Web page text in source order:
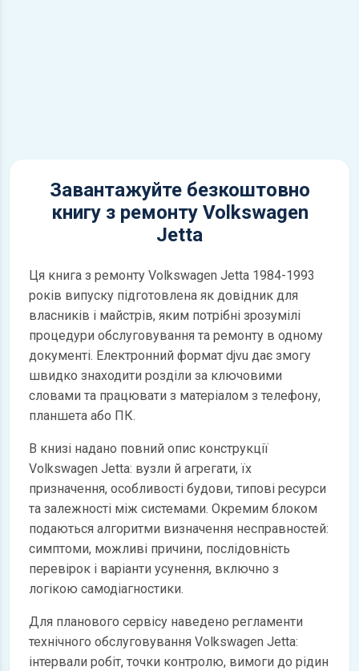
Завантажуйте безкоштовно
книгу з ремонту Volkswagen
Jetta
Ця книга з ремонту Volkswagen Jetta 1984-1993
років випуску підготовлена як довідник для
власників і майстрів, яким потрібні зрозумілі
процедури обслуговування та ремонту в одному
документі. Електронний формат djvu дає змогу
швидко знаходити розділи за ключовими
словами та працювати з матеріалом з телефону,
планшета або ПК.
В книзі надано повний опис конструкції
Volkswagen Jetta: вузли й агрегати, їх
призначення, особливості будови, типові ресурси
та залежності між системами. Окремим блоком
подаються алгоритми визначення несправностей:
симптоми, можливі причини, послідовність
перевірок і варіанти усунення, включно з
логікою самодіагностики.
Для планового сервісу наведено регламенти
технічного обслуговування Volkswagen Jetta:
інтервали робіт, точки контролю, вимоги до рідин